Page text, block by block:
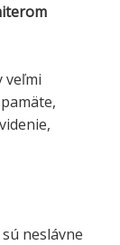
veľmi
neslávne